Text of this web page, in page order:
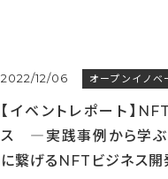
2022/12/06 オープンイノベ
【イベントレポート】
ス ―実践事例から学ぶ
に繋げるNFTビジネス